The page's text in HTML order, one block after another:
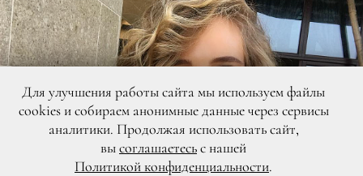
Для улучшения работы сайта мы используем файлы
cookies и собираем анонимные данные через сервисы
аналитики. Продолжая использовать сайт,
высоглашаетесьс нашей
Политикой конфиденциальности.